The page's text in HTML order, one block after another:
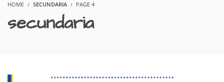
HOME SECUNDARIA PAGE 4
secundaria